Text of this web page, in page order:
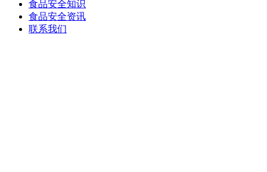
食品安全知识
食品安全资讯
联系我们